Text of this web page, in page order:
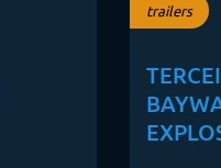
trailers